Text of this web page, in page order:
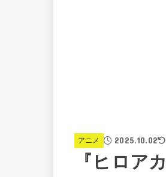
アニメ 2025.10.02
『ヒロア